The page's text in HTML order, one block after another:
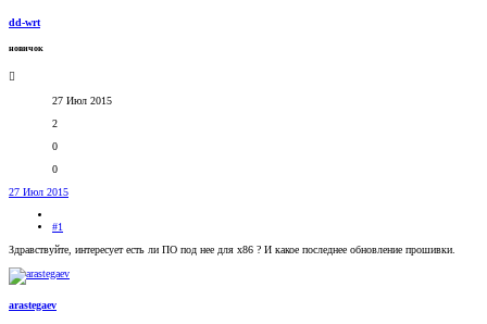
dd-wrt
новичок
27 Июл 2015
2
0
0
27 Июл 2015
#1
Здравствуйте, интересует есть ли ПО под нее для х86 ? И какое последнее обновление прошивки.
arastegaev